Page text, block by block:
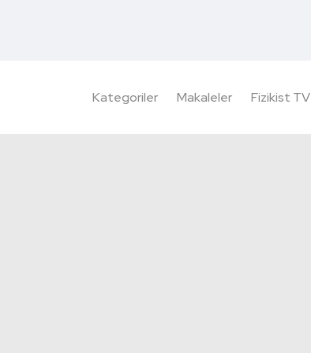
Kategoriler Makaleler Fizikist TV